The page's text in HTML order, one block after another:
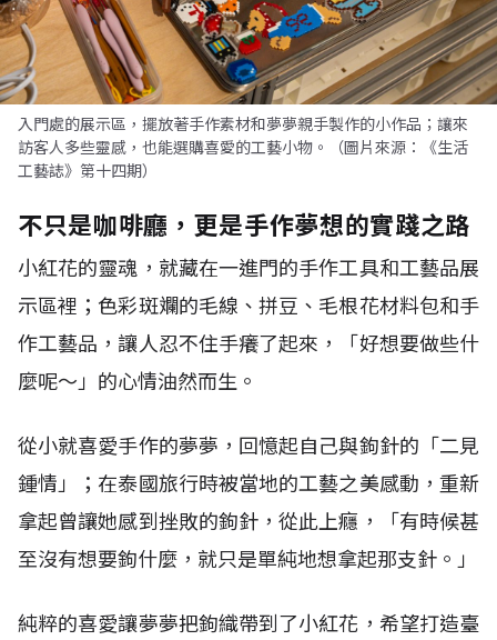
入門處的展示區，擺放著手作素材和夢夢親手製作的小作品；讓來
訪客人多些靈感，也能選購喜愛的工藝小物。（圖片來源：《生活
工藝誌》第十四期）
不只是咖啡廳，更是手作夢想的實踐之路
小紅花的靈魂，就藏在一進門的手作工具和工藝品展
示區裡；色彩斑斕的毛線、拼豆、毛根花材料包和手
作工藝品，讓人忍不住手癢了起來，「好想要做些什
麼呢～」的心情油然而生。
從小就喜愛手作的夢夢，回憶起自己與鉤針的「二見
鍾情」；在泰國旅行時被當地的工藝之美感動，重新
拿起曾讓她感到挫敗的鉤針，從此上癮，「有時候甚
至沒有想要鉤什麼，就只是單純地想拿起那支針。」
純粹的喜愛讓夢夢把鉤織帶到了小紅花，希望打造臺